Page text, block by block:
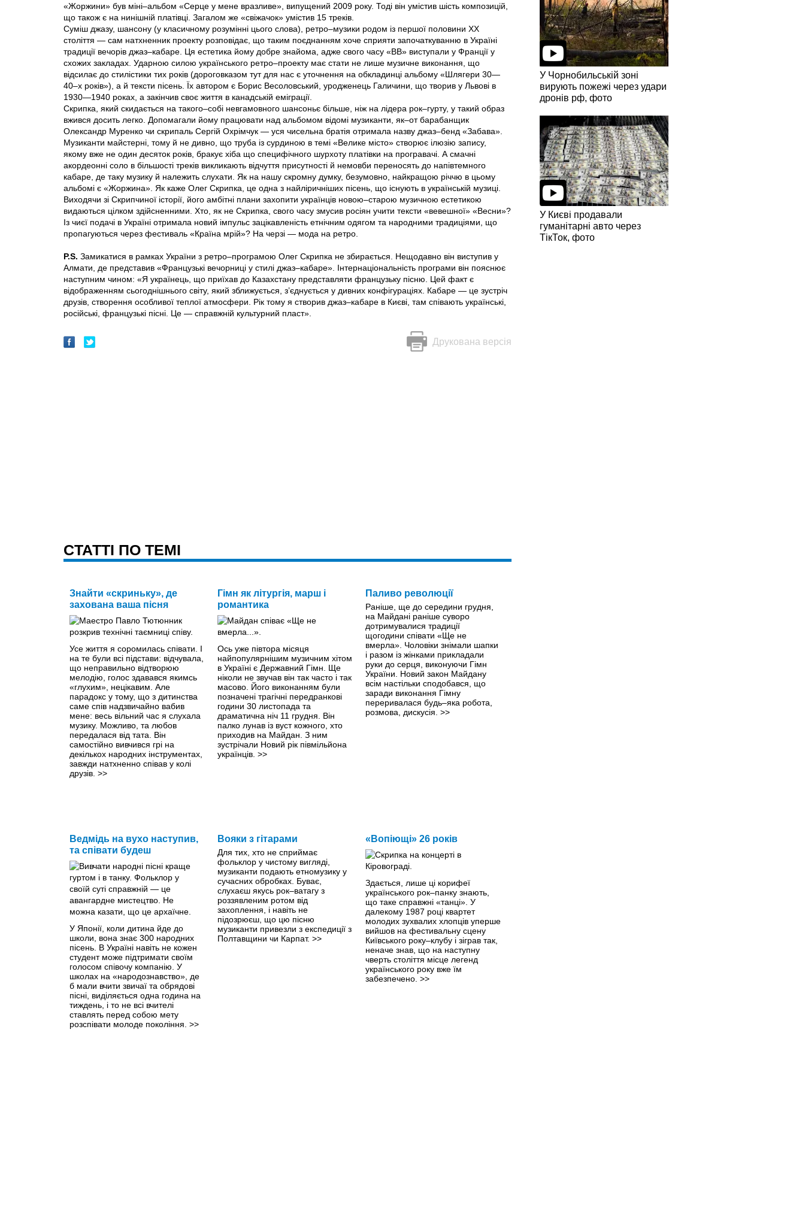
«Жоржини» був міні–альбом «Серце у мене вразливе», випущений 2009 року. Тоді він умістив шість композицій,
що також є на нинішній платівці. Загалом же «свіжачок» умістив 15 треків.
Суміш джазу, шансону (у класичному розумінні цього слова), ретро–музики родом із першої половини ХХ
століття — сам натхненник проекту розповідає, що таким поєднанням хоче сприяти започаткуванню в Україні
традиції вечорів джаз–кабаре. Ця естетика йому добре знайома, адже свого часу «ВВ» виступали у Франції у
схожих закладах. Ударною силою українського ретро–проекту має стати не лише музичне виконання, що
відсилає до стилістики тих років (дороговказом тут для нас є уточнення на обкладинці альбому «Шлягери 30—
40–х років»), а й тексти пісень. Їх автором є Борис Весоловський, уродженець Галичини, що творив у Львові в
1930—1940 роках, а закінчив своє життя в канадській еміграції.
Скрипка, який скидається на такого–собі невгамовного шансоньє більше, ніж на лідера рок–гурту, у такий образ
вжився досить легко. Допомагали йому працювати над альбомом відомі музиканти, як–от барабанщик
Олександр Муренко чи скрипаль Сергій Охрімчук — уся чисельна братія отримала назву джаз–бенд «Забава».
Музиканти майстерні, тому й не дивно, що труба із сурдиною в темі «Велике місто» створює ілюзію запису,
якому вже не один десяток років, бракує хіба що специфічного шурхоту платівки на програвачі. А смачні
акордеонні соло в більшості треків викликають відчуття присутності й немовби переносять до напівтемного
кабаре, де таку музику й належить слухати. Як на нашу скромну думку, безумовно, найкращою річчю в цьому
альбомі є «Жоржина». Як каже Олег Скрипка, це одна з найліричніших пісень, що існують в українській музиці.
Виходячи зі Скрипчиної історії, його амбітні плани захопити українців новою–старою музичною естетикою
видаються цілком здійсненними. Хто, як не Скрипка, свого часу змусив росіян учити тексти «вевешної» «Весни»?
Із чиєї подачі в Україні отримала новий імпульс зацікавленість етнічним одягом та народними традиціями, що
пропагуються через фестиваль «Країна мрій»? На черзі — мода на ретро.
P.S. Замикатися в рамках України з ретро–програмою Олег Скрипка не збирається. Нещодавно він виступив у
Алмати, де представив «Французькі вечорниці у стилі джаз–кабаре». Інтернаціональність програми він пояснює
наступним чином: «Я українець, що приїхав до Казахстану представляти французьку пісню. Цей факт є
відображенням сьогоднішнього світу, який зближується, з’єднується у дивних конфігураціях. Кабаре — це зустріч
друзів, створення особливої теплої атмосфери. Рік тому я створив джаз–кабаре в Києві, там співають українські,
російські, французькі пісні. Це — справжній культурний пласт».
Друкована версія
CТАТТІ ПО ТЕМІ
Знайти «скриньку», де
захована ваша пісня
Усе життя я соромилась співати. І
на те були всі підстави: відчувала,
що неправильно відтворюю
мелодію, голос здавався якимсь
«глухим», нецікавим. Але
парадокс у тому, що з дитинства
саме спів надзвичайно вабив
мене: весь вільний час я слухала
музику. Можливо, та любов
передалася від тата. Він
самостійно вивчився грі на
декількох народних інструментах,
завжди натхненно співав у колі
друзів. >>
Гімн як літургія, марш і
романтика
Ось уже півтора місяця
найпопулярнішим музичним хітом
в Україні є Державний Гімн. Ще
ніколи не звучав він так часто і так
масово. Його виконанням були
позначені трагічні передранкові
години 30 листопада та
драматична ніч 11 грудня. Він
палко лунав із вуст кожного, хто
приходив на Майдан. З ним
зустрічали Новий рік півмільйона
українців. >>
Паливо революції
Раніше, ще до середини грудня,
на Майдані раніше суворо
дотримувалися традиції
щогодини співати «Ще не
вмерла». Чоловіки знімали шапки
і разом із жінками прикладали
руки до серця, виконуючи Гімн
України. Новий закон Майдану
всім настільки сподобався, що
заради виконання Гімну
переривалася будь–яка робота,
розмова, дискусія. >>
Ведмідь на вухо наступив,
та співати будеш
У Японії, коли дитина йде до
школи, вона знає 300 народних
пісень. В Україні навіть не кожен
студент може підтримати своїм
голосом співочу компанію. У
школах на «народознавство», де
б мали вчити звичаї та обрядові
пісні, виділяється одна година на
тиждень, і то не всі вчителі
ставлять перед собою мету
розспівати молоде покоління. >>
Вояки з гітарами
Для тих, хто не сприймає
фольклор у чистому вигляді,
музиканти подають етномузику у
сучасних обробках. Буває,
слухаєш якусь рок–ватагу з
роззявленим ротом від
захоплення, і навіть не
підозрюєш, що цю пісню
музиканти привезли з експедиції з
Полтавщини чи Карпат. >>
«Вопіющі» 26 років
Здається, лише ці корифеї
українського рок–панку знають,
що таке справжні «танці». У
далекому 1987 році квартет
молодих зухвалих хлопців уперше
вийшов на фестивальну сцену
Київського року–клубу і зіграв так,
неначе знав, що на наступну
чверть століття місце легенд
українського року вже їм
забезпечено. >>
У Чорнобильській зоні
вирують пожежі через удари
дронів рф, фото
У Києві продавали
гуманітарні авто через
ТікТок, фото